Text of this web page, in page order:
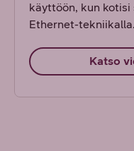
käyttöön, kun
Ethernet-tekniikalla.
Katso